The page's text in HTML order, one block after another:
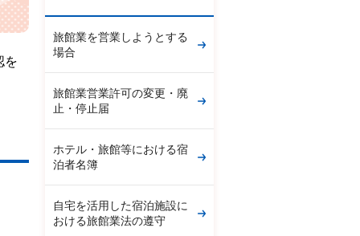
を
旅館業を営業しようとする
場合
旅館業営業許可の変更・廃
止・停止届
ホテル・旅館等における宿
泊者名簿
自宅を活用した宿泊施設に
おける旅館業法の遵守